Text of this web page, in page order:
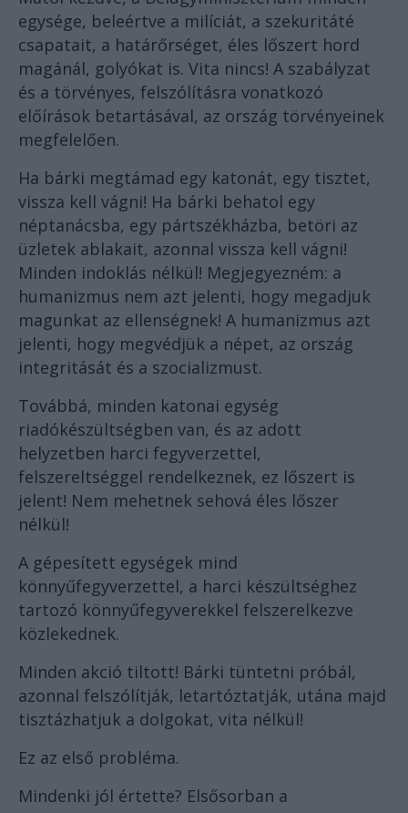
egysége, beleértve a milíciát, a szekuritáté
csapatait, a határőrséget, éles lőszert hord
magánál, golyókat is. Vita nincs! A szabályzat
és a törvényes, felszólításra vonatkozó
előírások betartásával, az ország törvényeinek
megfelelően.
Ha bárki megtámad egy katonát, egy tisztet,
vissza kell vágni! Ha bárki behatol egy
néptanácsba, egy pártszékházba, betöri az
üzletek ablakait, azonnal vissza kell vágni!
Minden indoklás nélkül! Megjegyezném: a
humanizmus nem azt jelenti, hogy megadjuk
magunkat az ellenségnek! A humanizmus azt
jelenti, hogy megvédjük a népet, az ország
integritását és a szocializmust.
Továbbá, minden katonai egység
riadókészültségben van, és az adott
helyzetben harci fegyverzettel,
felszereltséggel rendelkeznek, ez lőszert is
jelent! Nem mehetnek sehová éles lőszer
nélkül!
A gépesített egységek mind
könnyűfegyverzettel, a harci készültséghez
tartozó könnyűfegyverekkel felszerelkezve
közlekednek.
Minden akció tiltott! Bárki tüntetni próbál,
azonnal felszólítják, letartóztatják, utána majd
tisztázhatjuk a dolgokat, vita nélkül!
Ez az első probléma.
Mindenki jól értette? Elsősorban a